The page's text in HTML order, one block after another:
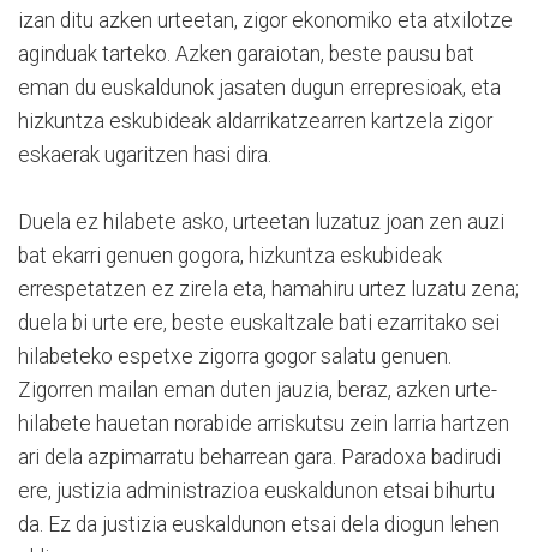
izan ditu azken urteetan, zigor ekonomiko eta atxilotze
aginduak tarteko. Azken garaiotan, beste pausu bat
eman du euskaldunok jasaten dugun errepresioak, eta
hizkuntza eskubideak aldarrikatzearren kartzela zigor
eskaerak ugaritzen hasi dira.
Duela ez hilabete asko, urteetan luzatuz joan zen auzi
bat ekarri genuen gogora, hizkuntza eskubideak
errespetatzen ez zirela eta, hamahiru urtez luzatu zena;
duela bi urte ere, beste euskaltzale bati ezarritako sei
hilabeteko espetxe zigorra gogor salatu genuen.
Zigorren mailan eman duten jauzia, beraz, azken urte-
hilabete hauetan norabide arriskutsu zein larria hartzen
ari dela azpimarratu beharrean gara. Paradoxa badirudi
ere, justizia administrazioa euskaldunon etsai bihurtu
da. Ez da justizia euskaldunon etsai dela diogun lehen